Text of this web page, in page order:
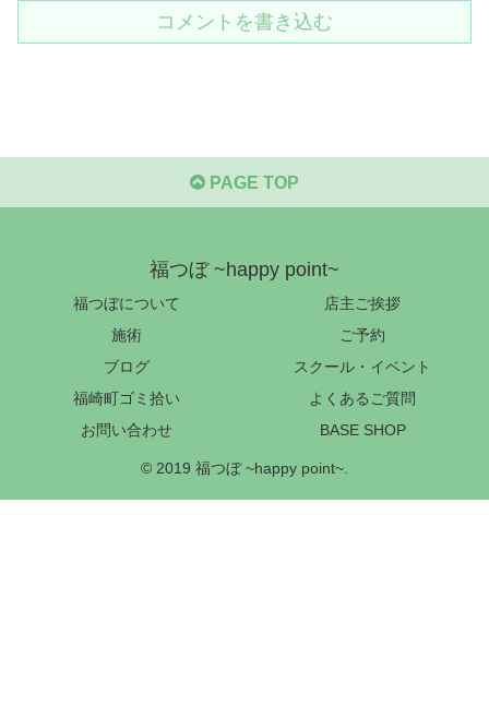
コメントを書き込む
PAGE TOP
福つぼ ~happy point~
福つぼについて
店主ご挨拶
施術
ご予約
ブログ
スクール・イベント
福崎町ゴミ拾い
よくあるご質問
お問い合わせ
BASE SHOP
© 2019 福つぼ ~happy point~.